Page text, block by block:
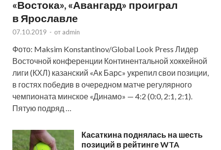
«Востока», «Авангард» проиграл
в Ярославле
07.10.2019 - от admin
Фото: Maksim Konstantinov/Global Look Press Лидер
Восточной конференции Континентальной хоккейной
лиги (КХЛ) казанский «Ак Барс» укрепил свои позиции,
в гостях победив в очередном матче регулярного
чемпионата минское «Динамо» — 4:2 (0:0, 2:1, 2:1).
Пятую подряд …
Касаткина поднялась на шесть
позиций в рейтинге WTA